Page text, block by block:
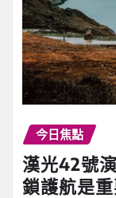
今日焦點
漢光42號
鎖護航是